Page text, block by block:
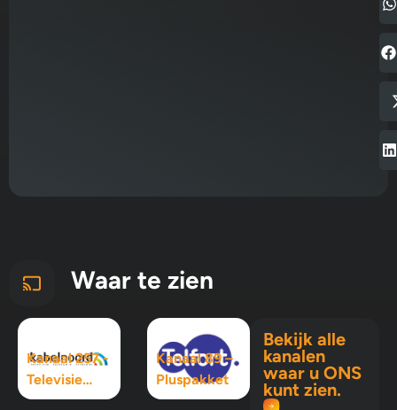
Waar te zien
Kanaal 257 -
Televisie
Maximaal
Kanaal 89 –
Pluspakket
Bekijk alle
kanalen
waar u ONS
kunt zien.